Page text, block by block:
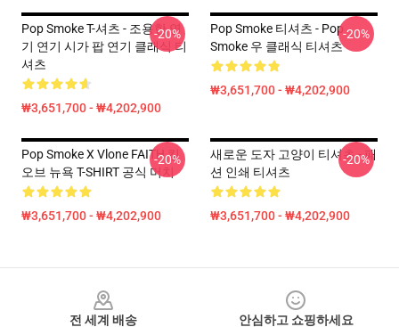
Pop Smoke T-셔츠 - 조용한 연
기 연기 시가 팝 연기 클래식 티
셔츠
₩3,651,700 - ₩4,202,900
-20%
Pop Smoke 티셔츠 - Pop
Smoke 우 클래식 티셔츠
₩3,651,700 - ₩4,202,900
-20%
Pop Smoke X Vlone FAITH 킹
오브 뉴욕 T-SHIRT 공식 머치
₩3,651,700 - ₩4,202,900
-20%
새로운 도자 고양이 티셔츠 - 패
션 인쇄 티셔츠
₩3,651,700 - ₩4,202,900
-20%
전 세계 배송
안심하고 쇼핑하세요